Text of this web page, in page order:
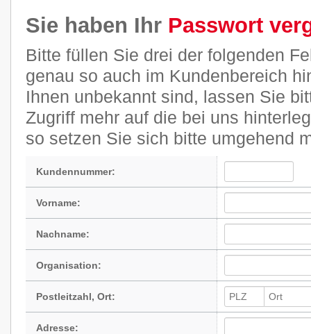
Sie haben Ihr Passwort
Bitte füllen Sie drei der folgenden
genau so auch im Kundenbereich
Ihnen unbekannt sind, lassen Sie
Zugriff mehr auf die bei uns
so setzen Sie sich bitte umgehend
Kundennummer:
Vorname:
Nachname:
Organisation:
Postleitzahl, Ort:
Adresse: